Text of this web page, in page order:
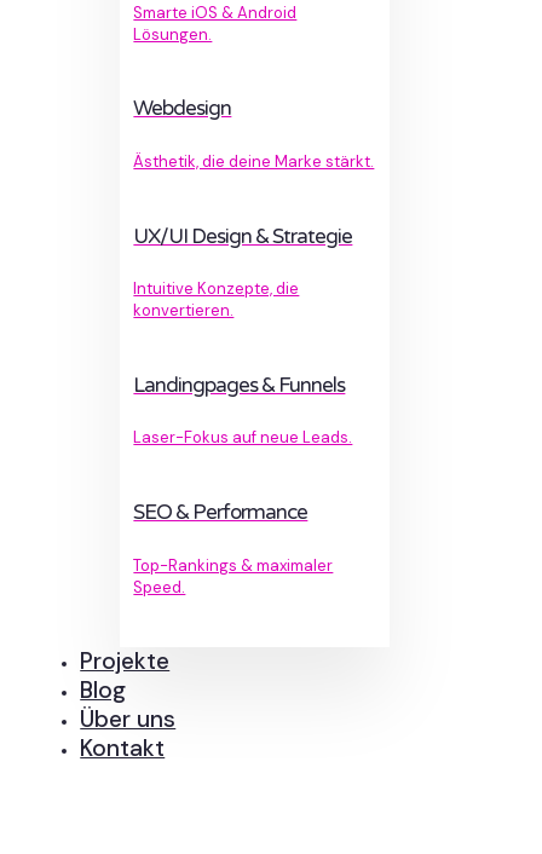
Smarte iOS & Android
Lösungen.
Webdesign
Ästhetik, die deine Marke stärkt.
UX/UI Design & Strategie
Intuitive Konzepte, die
konvertieren.
Landingpages & Funnels
Laser-Fokus auf neue Leads.
SEO & Performance
Top-Rankings & maximaler
Speed.
Projekte
Blog
Über uns
Kontakt